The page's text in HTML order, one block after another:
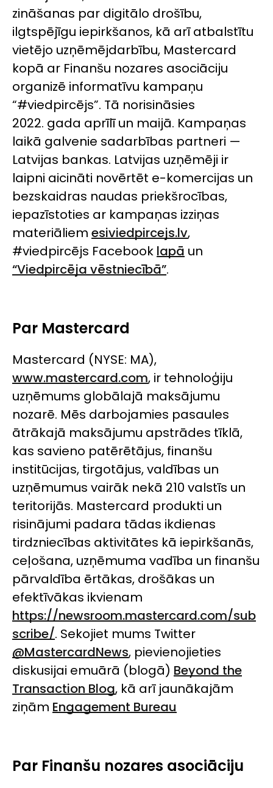
zināšanas par digitālo drošību,
ilgtspējīgu iepirkšanos, kā arī atbalstītu
vietējo uzņēmējdarbību, Mastercard
kopā ar Finanšu nozares asociāciju
organizē informatīvu kampaņu
“#viedpircējs”. Tā norisināsies
2022. gada aprīlī un maijā. Kampaņas
laikā galvenie sadarbības partneri —
Latvijas bankas. Latvijas uzņēmēji ir
laipni aicināti novērtēt e-komercijas un
bezskaidras naudas priekšrocības,
iepazīstoties ar kampaņas izziņas
materiāliem esiviedpircejs.lv,
#viedpircējs Facebook lapā un
“Viedpircēja vēstniecībā”.
Par Mastercard
Mastercard (NYSE: MA),
www.mastercard.com, ir tehnoloģiju
uzņēmums globālajā maksājumu
nozarē. Mēs darbojamies pasaules
ātrākajā maksājumu apstrādes tīklā,
kas savieno patērētājus, finanšu
institūcijas, tirgotājus, valdības un
uzņēmumus vairāk nekā 210 valstīs un
teritorijās. Mastercard produkti un
risinājumi padara tādas ikdienas
tirdzniecības aktivitātes kā iepirkšanās,
ceļošana, uzņēmuma vadība un finanšu
pārvaldība ērtākas, drošākas un
efektīvākas ikvienam
https://newsroom.mastercard.com/sub
scribe/. Sekojiet mums Twitter
@MastercardNews, pievienojieties
diskusijai emuārā (blogā) Beyond the
Transaction Blog, kā arī jaunākajām
ziņām Engagement Bureau
Par Finanšu nozares asociāciju